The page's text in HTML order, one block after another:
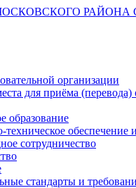
РАЙОНА
организации
для приёма
образование
обеспечение
сотрудничество
стандарты и